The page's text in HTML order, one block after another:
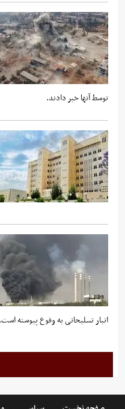
توسط آنها خبر دادند.
انبار تسلیحاتی به وقوع پیوسته است.